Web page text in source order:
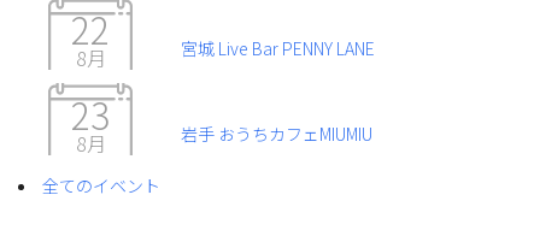
22
8月 宮城 Live Bar PENNY LANE
23
8月 岩手 おうちカフェMIUMIU
全てのイベント